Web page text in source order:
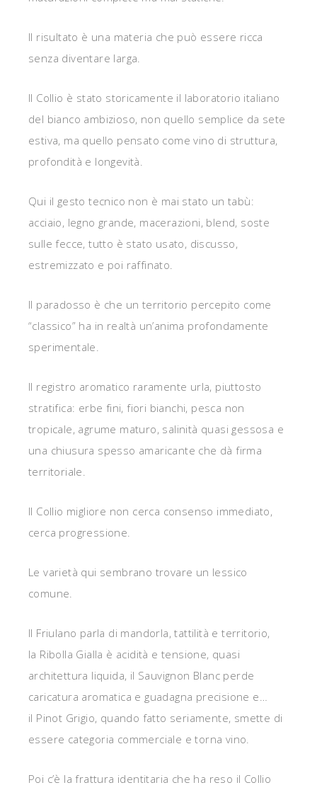
Il risultato è una materia che può essere ricca
senza diventare larga.
Il Collio è stato storicamente il laboratorio italiano
del bianco ambizioso, non quello semplice da sete
estiva, ma quello pensato come vino di struttura,
profondità e longevità.
Qui il gesto tecnico non è mai stato un tabù:
acciaio, legno grande, macerazioni, blend, soste
sulle fecce, tutto è stato usato, discusso,
estremizzato e poi raffinato.
Il paradosso è che un territorio percepito come
“classico” ha in realtà un’anima profondamente
sperimentale.
Il registro aromatico raramente urla, piuttosto
stratifica: erbe fini, fiori bianchi, pesca non
tropicale, agrume maturo, salinità quasi gessosa e
una chiusura spesso amaricante che dà firma
territoriale.
Il Collio migliore non cerca consenso immediato,
cerca progressione.
Le varietà qui sembrano trovare un lessico
comune.
Il Friulano parla di mandorla, tattilità e territorio,
la Ribolla Gialla è acidità e tensione, quasi
architettura liquida, il Sauvignon Blanc perde
caricatura aromatica e guadagna precisione e…
il Pinot Grigio, quando fatto seriamente, smette di
essere categoria commerciale e torna vino.
Poi c’è la frattura identitaria che ha reso il Collio